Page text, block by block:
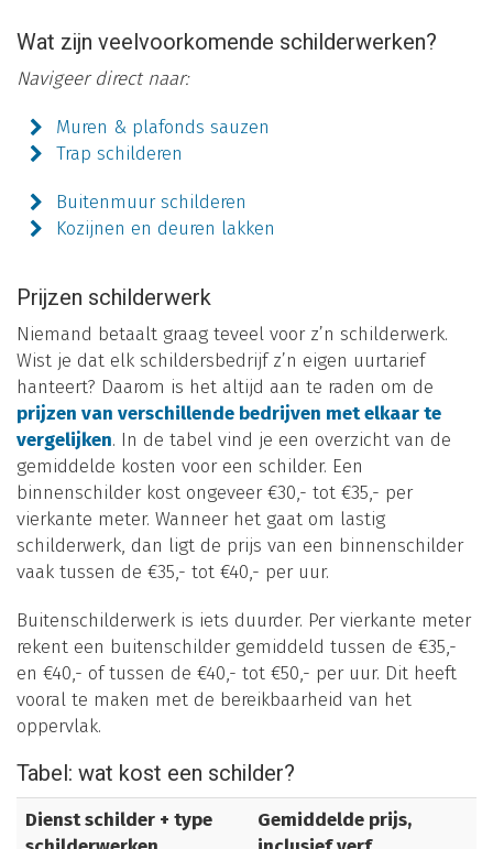
Wat zijn veelvoorkomende schilderwerken?
Navigeer direct naar:
Muren & plafonds sauzen
Trap schilderen
Buitenmuur schilderen
Kozijnen en deuren lakken
Prijzen schilderwerk
Niemand betaalt graag teveel voor z’n schilderwerk.
Wist je dat elk schildersbedrijf z’n eigen uurtarief
hanteert? Daarom is het altijd aan te raden om de
prijzen van verschillende bedrijven met elkaar te
vergelijken. In de tabel vind je een overzicht van de
gemiddelde kosten voor een schilder. Een
binnenschilder kost ongeveer €30,- tot €35,- per
vierkante meter. Wanneer het gaat om lastig
schilderwerk, dan ligt de prijs van een binnenschilder
vaak tussen de €35,- tot €40,- per uur.
Buitenschilderwerk is iets duurder. Per vierkante meter
rekent een buitenschilder gemiddeld tussen de €35,-
en €40,- of tussen de €40,- tot €50,- per uur. Dit heeft
vooral te maken met de bereikbaarheid van het
oppervlak.
Tabel: wat kost een schilder?
Dienst schilder + type
Gemiddelde prijs,